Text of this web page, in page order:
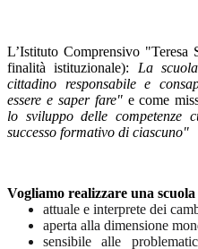
L’Istituto Comprensivo "Teresa
finalità istituzionale): La
cittadino responsabile e
essere e saper fare"e come
lo sviluppo delle competenze
successo formativo di ciascuno"
Vogliamo realizzare una scuola
attuale e interprete dei
aperta alla dimensione
sensibile alle